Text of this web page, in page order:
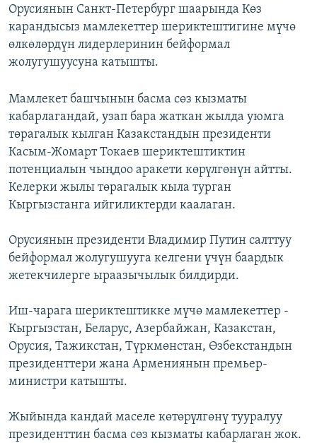
Орусиянын Санкт-Петербург шаарында Көз
карандысыз мамлекеттер шериктештигине мүчө
өлкөлөрдүн лидерлеринин бейформал
жолугушуусуна катышты.
Мамлекет башчынын басма сөз кызматы
кабарлагандай, узап бара жаткан жылда уюмга
төрагалык кылган Казакстандын президенти
Касым-Жомарт Токаев шериктештиктин
потенциалын чыңдоо аракети көрүлгөнүн айтты.
Келерки жылы төрагалык кыла турган
Кыргызстанга ийгиликтерди каалаган.
Орусиянын президенти Владимир Путин салттуу
бейформал жолугушууга келгени үчүн баардык
жетекчилерге ыраазычылык билдирди.
Иш-чарага шериктештикке мүчө мамлекеттер -
Кыргызстан, Беларус, Азербайжан, Казакстан,
Орусия, Тажикстан, Түркмөнстан, Өзбекстандын
президенттери жана Армениянын премьер-
министри катышты.
Жыйында кандай маселе көтөрүлгөнү тууралуу
президенттин басма сөз кызматы кабарлаган жок.